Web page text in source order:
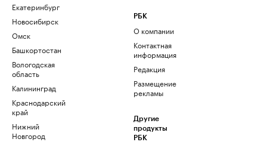
Екатеринбург
Новосибирск
Омск
Башкортостан
Вологодская
область
Калининград
Краснодарский
край
Нижний
Новгород
РБК
О компании
Контактная
информация
Редакция
Размещение
рекламы
Другие
продукты
РБК